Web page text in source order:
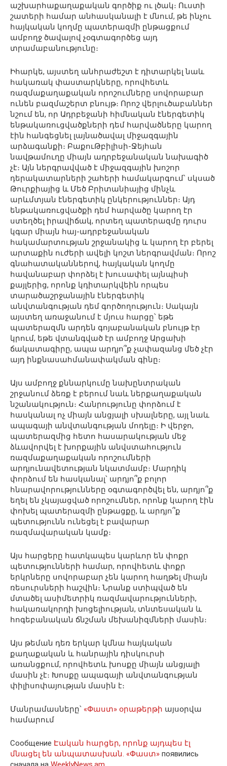
աշխարհաքաղաքական գործիք ու լծակ։ Ուստի
շատերի համար անհասկանալի է մնում, թե ինչու
հայկական կողմը պատերազմի ընթացքում
ամբողջ ծավալով չօգտագործեց այդ
տրամաբանությունը։
Իհարկե, այստեղ անհրաժեշտ է դիտարկել նաև
հակառակ փաստարկները, որովհետև
ռազմաքաղաքական որոշումները սովորաբար
ունեն բազմաշերտ բնույթ։ Որոշ վերլուծաբաններ
նշում են, որ Ադրբեջանի հիմնական էներգետիկ
ենթակառուցվածքների դեմ հարվածները կարող
էին հանգեցնել լայնածավալ միջազգային
արձագանքի։ ԲաքուԹբիլիսի-Ջեյհան
նավթամուղը միայն ադրբեջանական նախագիծ
չէ։ Այն ներգրավված է միջազգային խոշոր
դերակատարների շահերի համակարգում՝ սկսած
Թուրքիայից և Մեծ Բրիտանիայից մինչև
արևմտյան էներգետիկ ընկերություններ։ Այդ
ենթակառուցվածքի դեմ հարվածը կարող էր
ստեղծել իրավիճակ, որտեղ պատերազմը դուրս
կգար միայն հայ-ադրբեջանական
հակամարտության շրջանակից և կարող էր բերել
արտաքին ուժերի ավելի կոշտ ներգրավման։ Որոշ
գնահատականներով, հայկական կողմը
հավանաբար փորձել է խուսափել այնպիսի
քայլերից, որոնք կդիտարկվեին որպես
տարածաշրջանային էներգետիկ
անվտանգության դեմ գործողություն։ Սակայն
այստեղ առաջանում է մյուս հարցը՝ եթե
պատերազմն արդեն գոյաբանական բնույթ էր
կրում, եթե վտանգված էր ամբողջ Արցախի
ճակատագիրը, ապա արդյո՞ք չափազանց մեծ չէր
այդ ինքնասահմանափակման գինը։
Այս ամբողջ քննարկումը նախընտրական
շրջանում ձեռք է բերում նաև ներքաղաքական
նշանակություն։ Հանրությունը փորձում է
հասկանալ ոչ միայն անցյալի սխալները, այլ նաև
ապագայի անվտանգության մոդելը։ Ի վերջո,
պատերազմից հետո հասարակության մեջ
ձևավորվել է խորքային անվստահություն
ռազմաքաղաքական որոշումների
արդյունավետության նկատմամբ։ Մարդիկ
փորձում են հասկանալ՝ արդյո՞ք բոլոր
հնարավորությունները օգտագործվել են, արդյո՞ք
եղել են չկայացված որոշումներ, որոնք կարող էին
փոխել պատերազմի ընթացքը, և արդյո՞ք
պետությունն ունեցել է բավարար
ռազմավարական կամք։
Այս հարցերը հատկապես կարևոր են փոքր
պետությունների համար, որովհետև փոքր
երկրները սովորաբար չեն կարող հաղթել միայն
ռեսուրսների հաշվին։ Նրանք ստիպված են
մտածել ասիմետրիկ ռազմավարությունների,
հակառակորդի խոցելիության, տնտեսական և
հոգեբանական ճնշման մեխանիզմների մասին։
Այս թեման դեռ երկար կմնա հայկական
քաղաքական և հանրային դիսկուրսի
առանցքում, որովհետև խոսքը միայն անցյալի
մասին չէ։ Խոսքը ապագայի անվտանգության
փիլիսոփայության մասին է։
Մանրամասները՝ «Փաստ» օրաթերթի այսօրվա
համարում
Сообщение Էական հարցեր, որոնք այդպես էլ
մնացել են անպատասխան. «Փաստ» появились